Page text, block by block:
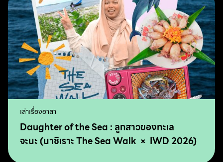
เล่าเรื่องอาสา
Daughter of the Sea : ลูกสาวของทะเล
จะนะ (นาซิเราะ The Sea Walk × IWD 2026)